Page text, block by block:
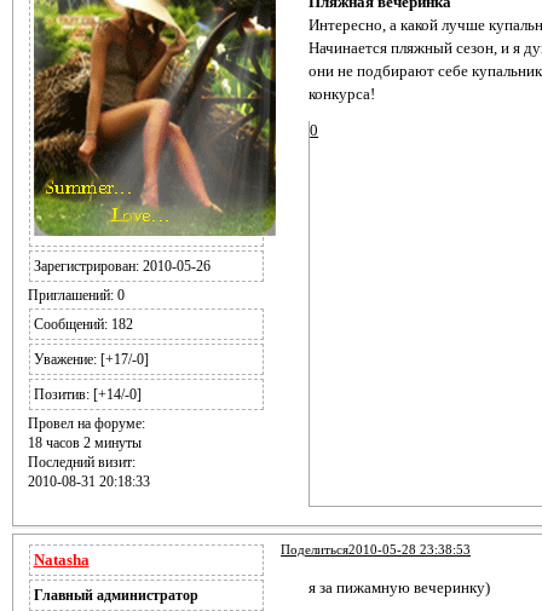
Зарегистрирован: 2010-05-26
Приглашений:0
Сообщений:182
Уважение: [+17/-0]
Позитив: [+14/-0]
Провел на форуме:
18 часов 2 минуты
Последний визит:
2010-08-31 20:18:33
Интересно, а какой лучше
Начинается пляжный сезон, и я
они не подбирают себе
конкурса!
0
Поделиться2010-05-28 23:38:53
Natasha
Главный администратор я за пижамную вечеринку)